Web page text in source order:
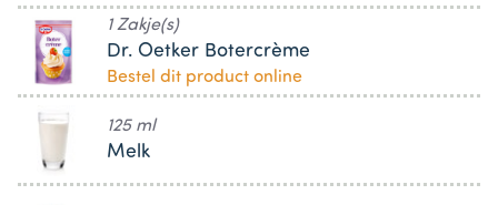
1 Zakje(s)
Dr. Oetker Botercrème
Bestel dit product online
125 ml
Melk